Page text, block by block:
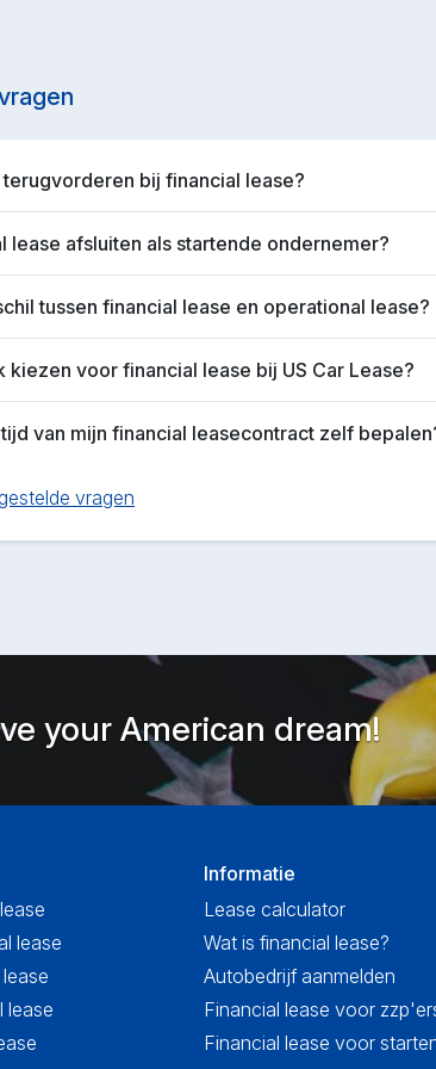
bij financial lease?
lease afsluiten als startende ondernemer?
tussen financial lease en operational lease?
kiezen voor financial lease bij US Car Lease?
van mijn financial leasecontract zelf
vragen
your American dream!
lease
lease
Informatie
Lease calculator
Wat is financial lease?
Autobedrijf aanmelden
Financial lease voor
Financial lease voor